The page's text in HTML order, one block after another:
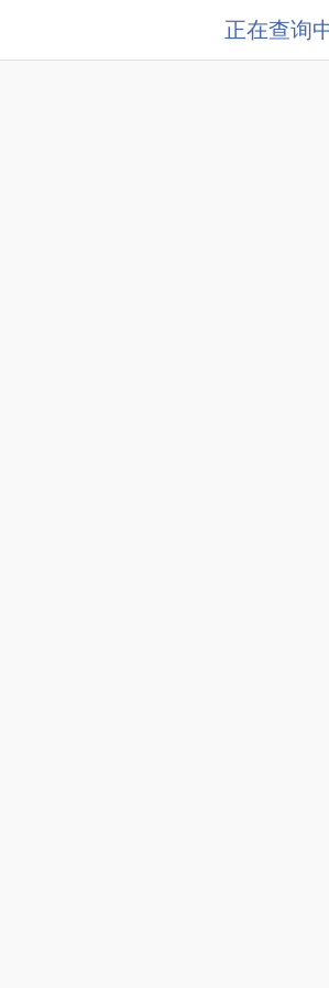
正在查询